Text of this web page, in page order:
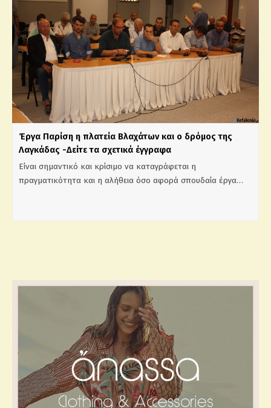
Έργα Παρίση η πλατεία Βλαχάτων και ο δρόμος της
Λαγκάδας -Δείτε τα σχετικά έγγραφα
Είναι σημαντικό και κρίσιμο να καταγράφεται η
πραγματικότητα και η αλήθεια όσο αφορά σπουδαία έργα…